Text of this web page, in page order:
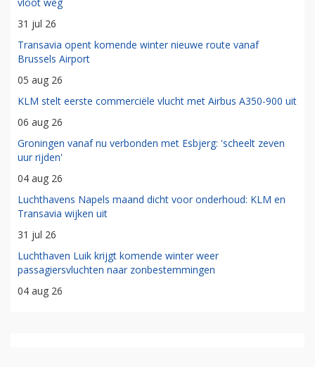
31 jul 26
Transavia opent komende winter nieuwe route vanaf
Brussels Airport
05 aug 26
KLM stelt eerste commerciële vlucht met Airbus A350-900 uit
06 aug 26
Groningen vanaf nu verbonden met Esbjerg: 'scheelt zeven
uur rijden'
04 aug 26
Luchthavens Napels maand dicht voor onderhoud: KLM en
Transavia wijken uit
31 jul 26
Luchthaven Luik krijgt komende winter weer
passagiersvluchten naar zonbestemmingen
04 aug 26